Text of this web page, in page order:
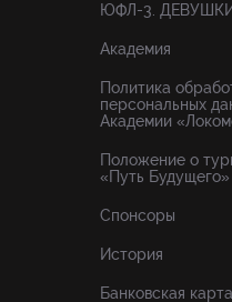
ЮФЛ-3. ДЕВУШКИ
Академия
Политика
персональных
Академии
Положение о
«Путь Будущего»
Спонсоры
История
Банковская карта